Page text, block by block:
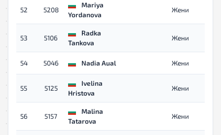
52 5208
Mariya
Yordanova
Жени
53 5106
Radka
Tankova
Жени
54 5046 Nadia Aual Жени
55 5125
Ivelina
Hristova
Жени
56 5157
Malina
Tatarova
Жени